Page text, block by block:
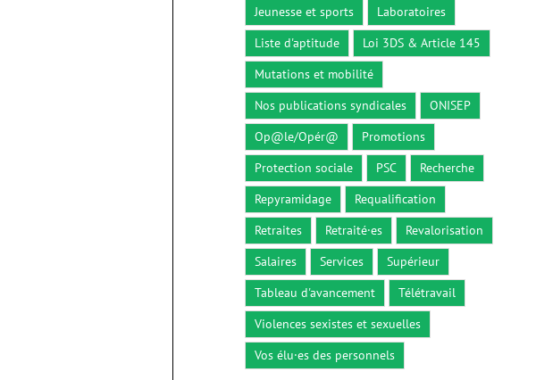
Jeunesse et sports
Laboratoires
Liste d'aptitude
Loi 3DS & Article 145
Mutations et mobilité
Nos publications syndicales
ONISEP
Op@le/Opér@
Promotions
Protection sociale
PSC
Recherche
Repyramidage
Requalification
Retraites
Retraité·es
Revalorisation
Salaires
Services
Supérieur
Tableau d'avancement
Télétravail
Violences sexistes et sexuelles
Vos élu·es des personnels